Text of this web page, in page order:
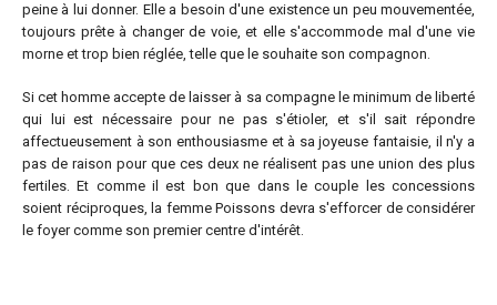
peine à lui donner. Elle a besoin d'une existence un peu mouvementée,
toujours prête à changer de voie, et elle s'accommode mal d'une vie
morne et trop bien réglée, telle que le souhaite son compagnon.
Si cet homme accepte de laisser à sa compagne le minimum de liberté
qui lui est nécessaire pour ne pas s'étioler, et s'il sait répondre
affectueusement à son enthousiasme et à sa joyeuse fantaisie, il n'y a
pas de raison pour que ces deux ne réalisent pas une union des plus
fertiles. Et comme il est bon que dans le couple les concessions
soient réciproques, la femme Poissons devra s'efforcer de considérer
le foyer comme son premier centre d'intérêt.